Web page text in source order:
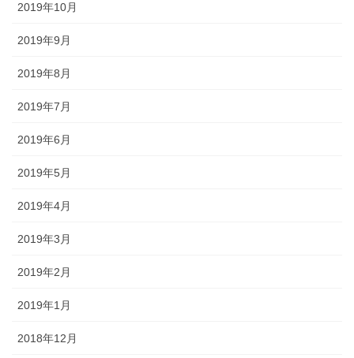
2019年10月
2019年9月
2019年8月
2019年7月
2019年6月
2019年5月
2019年4月
2019年3月
2019年2月
2019年1月
2018年12月